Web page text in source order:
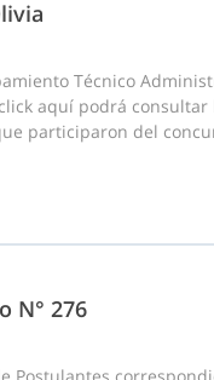
Técnico
aquí podrá
participaron del
N° 276